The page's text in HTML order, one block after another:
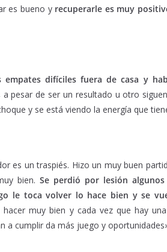
es bueno y recuperarle es muy
difíciles fuera de casa y
a pesar de ser un resultado u otro
y se está viendo la energía que
es un traspiés. Hizo un muy buen
bien. Se perdió por lesión
le toca volver lo hace bien y se
muy bien y cada vez que hay
a cumplir da más juego y